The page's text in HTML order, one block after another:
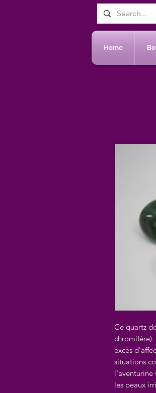
Home
Ce quartz
chromifère).
excès
situations
l'aventurine
les peaux